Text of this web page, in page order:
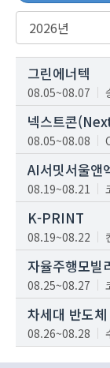
그린에너텍
08.05~08.07
넥스트콘
08.05~08.08
AI서밋서울앤
08.19~08.21
K-PRINT
08.19~08.22
자율주행모빌
08.25~08.27
차세대 반도
08.26~08.28